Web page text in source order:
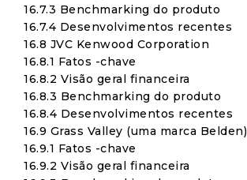
16.7.3 Benchmarking do produto
16.7.4 Desenvolvimentos recentes
16.8 JVC Kenwood Corporation
16.8.1 Fatos -chave
16.8.2 Visão geral financeira
16.8.3 Benchmarking do produto
16.8.4 Desenvolvimentos recentes
16.9 Grass Valley (uma marca Belden)
16.9.1 Fatos -chave
16.9.2 Visão geral financeira